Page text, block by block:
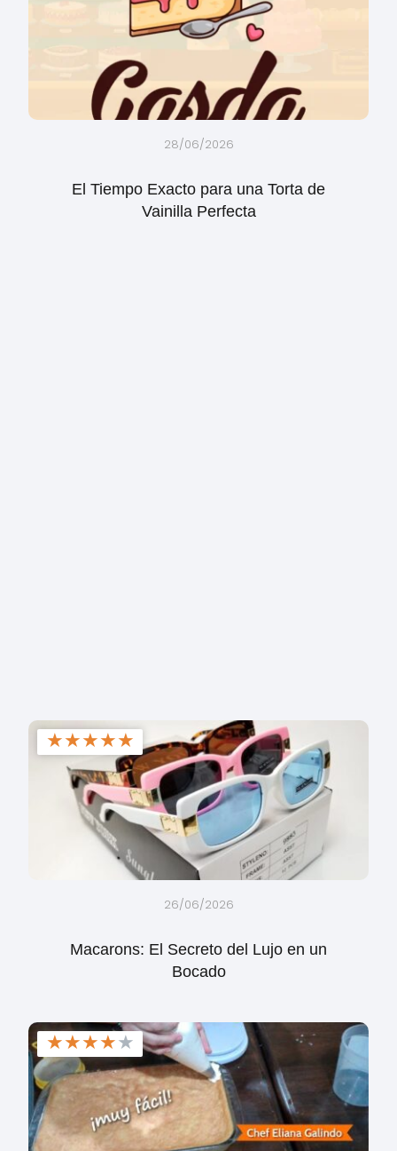
28/06/2026
El Tiempo Exacto para una Torta de
Vainilla Perfecta
★★★★★
26/06/2026
Macarons: El Secreto del Lujo en un
Bocado
★★★★★